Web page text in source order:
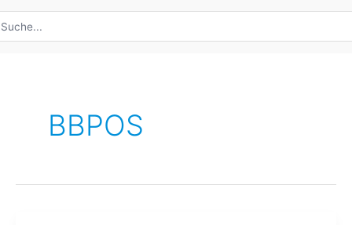
BBPOS